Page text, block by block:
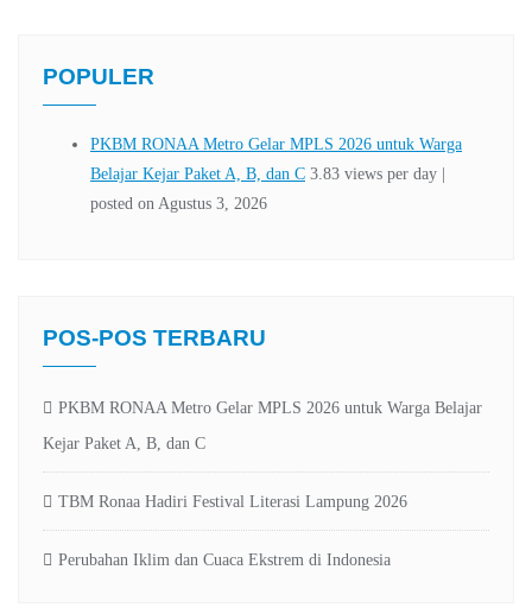
POPULER
POS-POS TERBARU
PKBM RONAA Metro Gelar MPLS 2026 untuk Warga Belajar
Kejar Paket A, B, dan C
TBM Ronaa Hadiri Festival Literasi Lampung 2026
Perubahan Iklim dan Cuaca Ekstrem di Indonesia